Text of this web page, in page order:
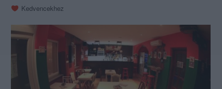
Kedvencekhez